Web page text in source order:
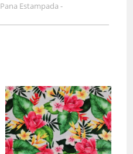
Pana Estampada -